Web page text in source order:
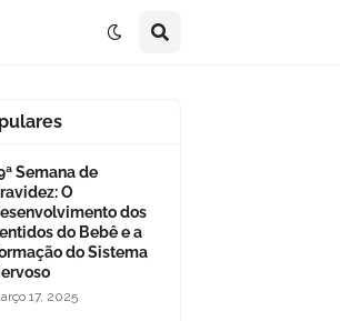
Semana de
O
dos
do Bebê e a
do Sistema
17, 2025